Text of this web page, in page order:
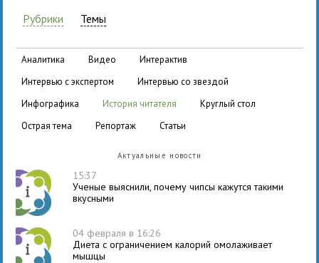
Рубрики Темы
аналитика видео
интерактив
интервью с экспертом
интервью со звездой
инфографика
история читателя
круглый стол
острая тема
репортаж статьи
Актуальные новости
15:37
Ученые выяснили, почему чипсы кажутся такими
вкусными
04 февраля в 16:26
Диета с ограничением калорий омолаживает
мышцы